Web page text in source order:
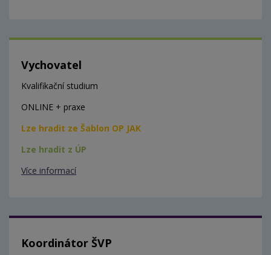
Vychovatel
Kvalifikační studium
ONLINE + praxe
Lze hradit ze Šablon OP JAK
Lze hradit z ÚP
Více informací
Koordinátor ŠVP